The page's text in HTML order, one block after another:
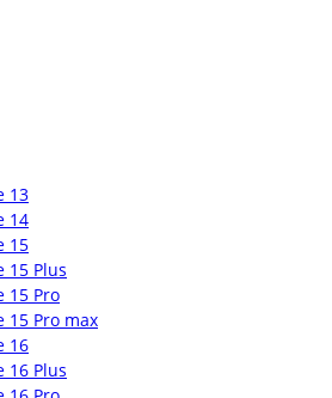
13
14
15
15 Plus
15 Pro
15 Pro max
16
16 Plus